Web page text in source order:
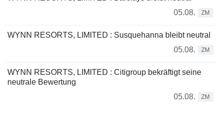
05.08.
ZM
WYNN RESORTS, LIMITED : Susquehanna bleibt neutral
05.08.
ZM
WYNN RESORTS, LIMITED : Citigroup bekräftigt seine
neutrale Bewertung
05.08.
ZM